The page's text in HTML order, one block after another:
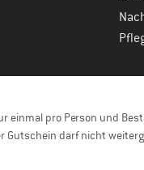
pro Person und
Gutschein darf nicht